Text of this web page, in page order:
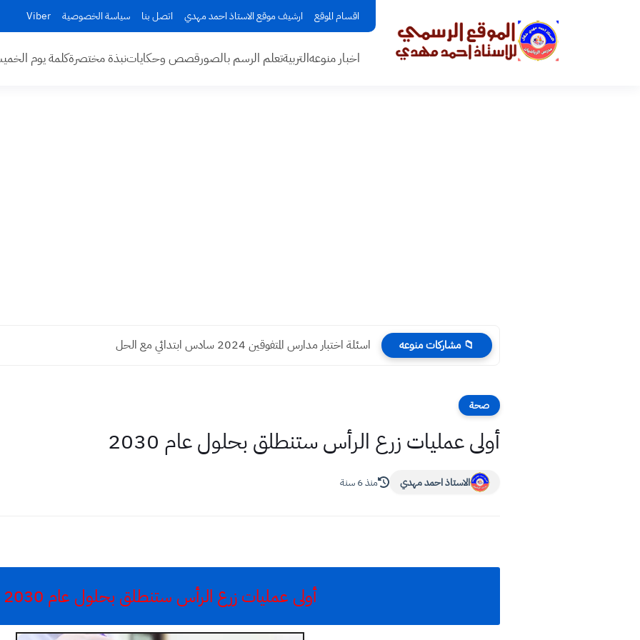
اقسام الموقع ارشيف موقع الاستاذ احمد مهدي اتصل بنا سياسة الخصوصية Viber
اخبار منوعهالتربيةتعلم الرسم بالصورقصص وحكاياتنبذة مختصرةكلمة يوم
📁 مشاركات منوعه اسئلة اختبار مدارس المتفوقين 2024 سادس ابتدائي مع الحل
صحة
أولى عمليات زرع الرأس ستنطلق بحلول عام 2030
الاستاذ احمد مهدي منذ 6 سنة
أولى عمليات زرع الرأس ستنطلق بحلول عام 2030